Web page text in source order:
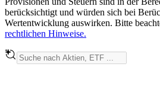
berücksichtigt und würden sich bei
Wertentwicklung auswirken. Bitte
rechtlichen Hinweise.